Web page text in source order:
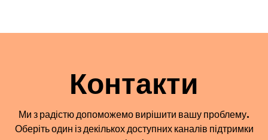
Контакти
Ми з радістю допоможемо вирішити вашу проблему.
Оберіть один із декількох доступних каналів підтримки